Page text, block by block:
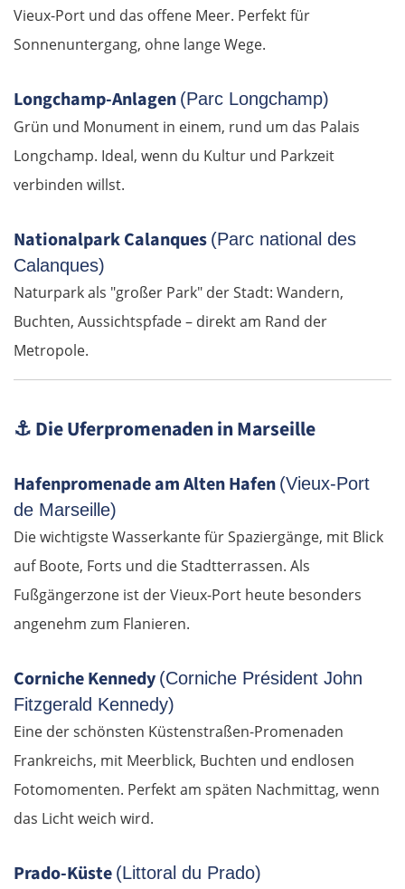
Vieux-Port und das offene Meer. Perfekt für
Sonnenuntergang, ohne lange Wege.
Longchamp-Anlagen (Parc Longchamp)
Grün und Monument in einem, rund um das Palais
Longchamp. Ideal, wenn du Kultur und Parkzeit
verbinden willst.
Nationalpark Calanques (Parc national des
Calanques)
Naturpark als "großer Park" der Stadt: Wandern,
Buchten, Aussichtspfade – direkt am Rand der
Metropole.
⚓Die Uferpromenaden in Marseille
Hafenpromenade am Alten Hafen (Vieux-Port
de Marseille)
Die wichtigste Wasserkante für Spaziergänge, mit Blick
auf Boote, Forts und die Stadtterrassen. Als
Fußgängerzone ist der Vieux-Port heute besonders
angenehm zum Flanieren.
Corniche Kennedy (Corniche Président John
Fitzgerald Kennedy)
Eine der schönsten Küstenstraßen-Promenaden
Frankreichs, mit Meerblick, Buchten und endlosen
Fotomomenten. Perfekt am späten Nachmittag, wenn
das Licht weich wird.
Prado-Küste (Littoral du Prado)